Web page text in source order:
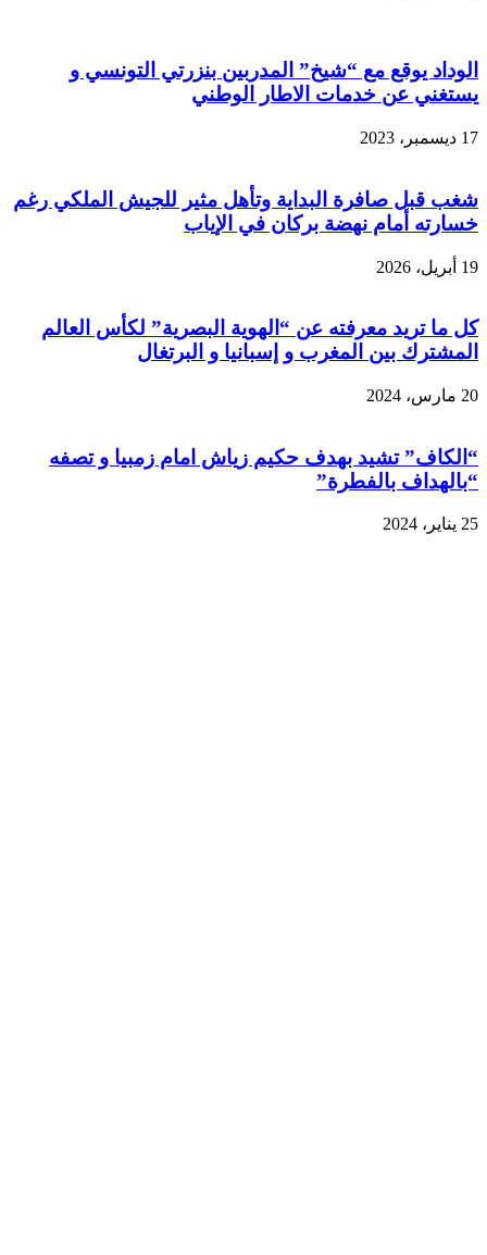
الوداد يوقع مع “شيخ” المدربين بنزرتي التونسي و
يستغني عن خدمات الاطار الوطني
17 ديسمبر، 2023
شغب قبل صافرة البداية وتأهل مثير للجيش الملكي رغم
خسارته أمام نهضة بركان في الإياب
19 أبريل، 2026
كل ما تريد معرفته عن “الهوية البصرية” لكأس العالم
المشترك بين المغرب و إسبانيا و البرتغال
20 مارس، 2024
“الكاف” تشيد بهدف حكيم زياش امام زمبيا و تصفه
“بالهداف بالفطرة”
25 يناير، 2024